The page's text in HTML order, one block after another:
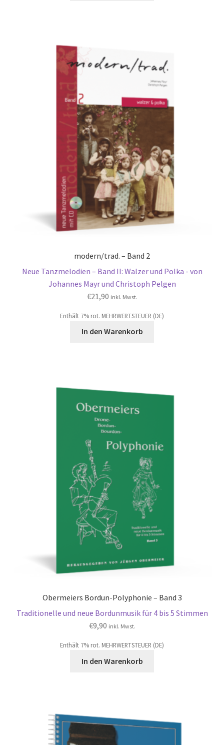
modern/trad. – Band 2
Neue Tanzmelodien – Band II: Walzer und Polka - von
Johannes Mayr und Christoph Pelgen
€21,90 inkl. Mwst.
Enthält 7% rot. MEHRWERTSTEUER (DE)
In den Warenkorb
Obermeiers Bordun-Polyphonie – Band 3
Traditionelle und neue Bordunmusik für 4 bis 5 Stimmen
€9,90 inkl. Mwst.
Enthält 7% rot. MEHRWERTSTEUER (DE)
In den Warenkorb